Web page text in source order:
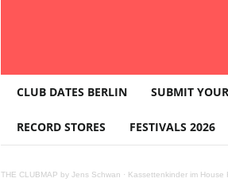
L
B
CLUB DATES BERLIN SUBMIT
RECORD STORES FESTIVALS 2026
THE CLUBMAP by Jens Schwan · Kassettenkinder im House
18:00 @